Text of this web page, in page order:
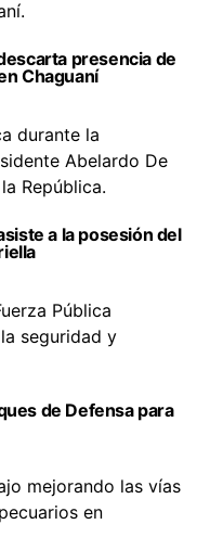
presencia de
Chaguaní
a la posesión del
de Defensa para